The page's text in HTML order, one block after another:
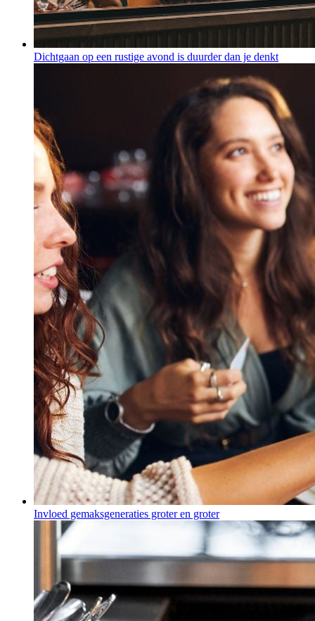
Dichtgaan op een rustige avond is duurder dan je denkt
Invloed gemaksgeneraties groter en groter